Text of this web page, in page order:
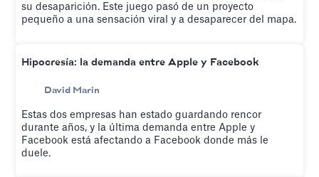
su desaparición. Este juego pasó de un proyecto
pequeño a una sensación viral y a desaparecer del mapa.
Hipocresía: la demanda entre Apple y Facebook
David Marin
Estas dos empresas han estado guardando rencor
durante años, y la última demanda entre Apple y
Facebook está afectando a Facebook donde más le
duele.